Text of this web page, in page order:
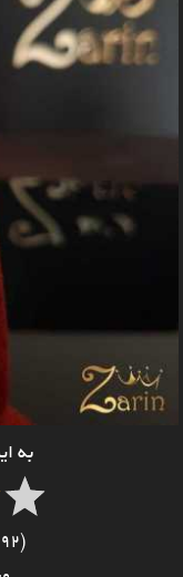
به
(792 کاربر امتیاز داده اند)